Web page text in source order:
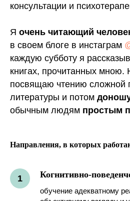
консультации и
Я очень читающий
в своем блоге в инстаграм
каждую субботу я
книгах, прочитанных мною.
посвящаю чтению сложной
литературы и потом
обычным людям простым
Направления, в которых
1 Когнитивно-
обучение адекватному